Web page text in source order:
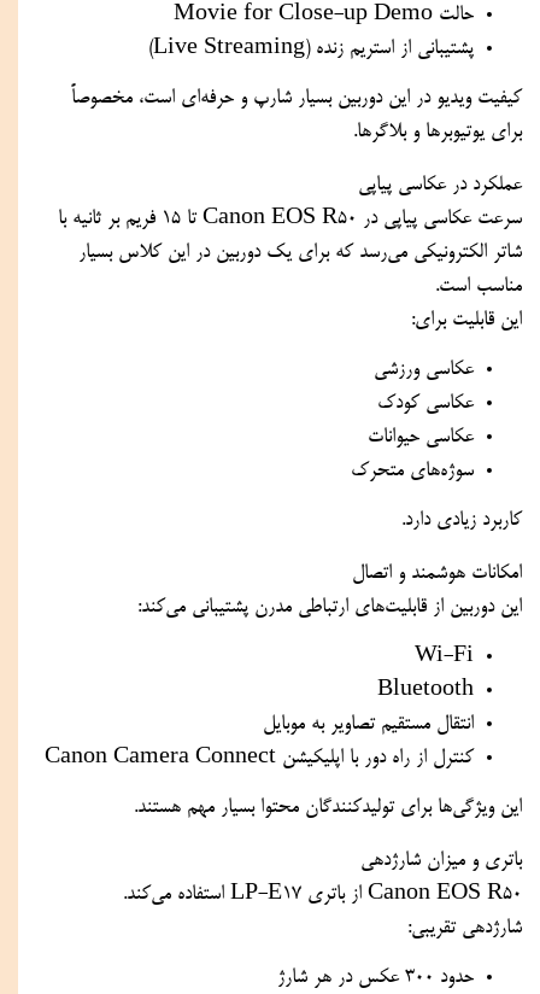
حالت Movie for Close-up Demo
پشتیبانی از استریم زنده (Live Streaming)
کیفیت ویدیو در این دوربین بسیار شارپ و حرفه‌ای است، مخصوصاً
برای یوتیوبرها و بلاگرها.
عملکرد در عکاسی پیاپی
سرعت عکاسی پیاپی در Canon EOS R50 تا 15 فریم بر ثانیه با
شاتر الکترونیکی می‌رسد که برای یک دوربین در این کلاس بسیار
مناسب است.
این قابلیت برای:
عکاسی ورزشی
عکاسی کودک
عکاسی حیوانات
سوژه‌های متحرک
کاربرد زیادی دارد.
امکانات هوشمند و اتصال
این دوربین از قابلیت‌های ارتباطی مدرن پشتیبانی می‌کند:
Wi-Fi
Bluetooth
انتقال مستقیم تصاویر به موبایل
کنترل از راه دور با اپلیکیشن Canon Camera Connect
این ویژگی‌ها برای تولیدکنندگان محتوا بسیار مهم هستند.
باتری و میزان شارژدهی
Canon EOS R50 از باتری LP-E17 استفاده می‌کند.
شارژدهی تقریبی:
حدود 300 عکس در هر شارژ